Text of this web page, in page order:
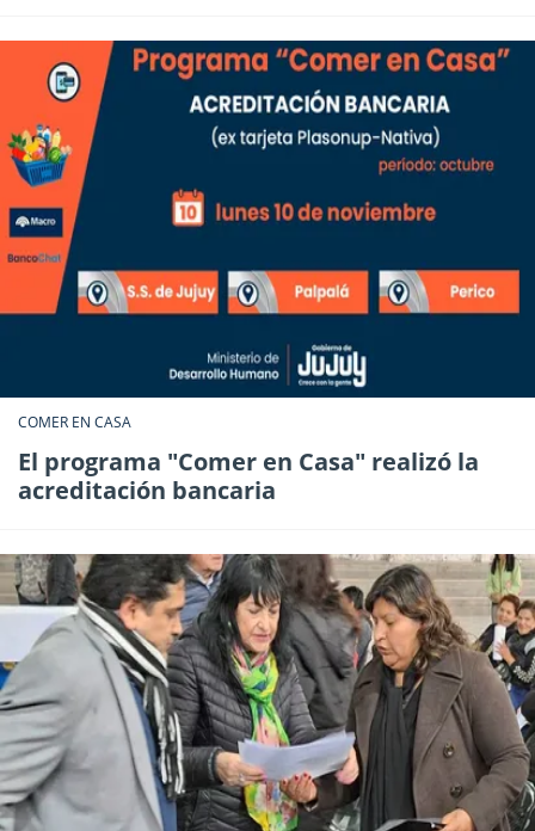
COMER EN CASA
El programa "Comer en Casa" realizó la
acreditación bancaria